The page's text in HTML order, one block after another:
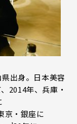
出身。日本美容
2014年、兵庫・
京・銀座に